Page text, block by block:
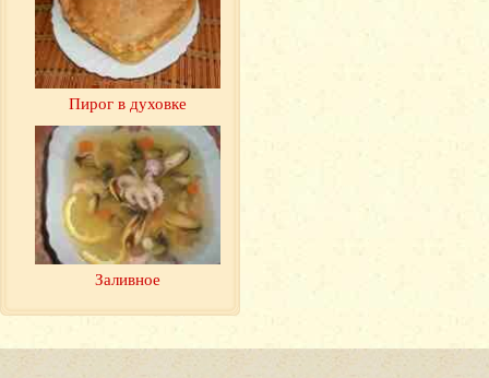
Пирог в духовке
Заливное